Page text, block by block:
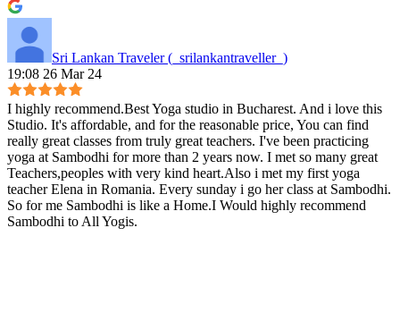
Sri Lankan Traveler (_srilankantraveller_)
19:08 26 Mar 24
I highly recommend.Best Yoga studio in Bucharest. And i love this
Studio. It's affordable, and for the reasonable price, You can find
really great classes from truly great teachers. I've been practicing
yoga at Sambodhi for more than 2 years now. I met so many great
Teachers,peoples with very kind heart.Also i met my first yoga
teacher Elena in Romania. Every sunday i go her class at Sambodhi.
So for me Sambodhi is like a Home.I Would highly recommend
Sambodhi to All Yogis.